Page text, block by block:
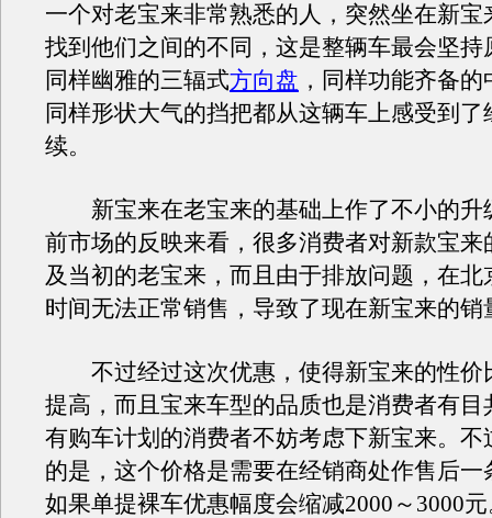
一个对老宝来非常熟悉的人，突然坐在新宝
找到他们之间的不同，这是整辆车最会坚持
同样幽雅的三辐式方向盘 ，同样功能齐备
同样形状大气的挡把都从这辆车上感受到了
续。
新宝来在老宝来的基础上作了不小的升
前市场的反映来看，很多消费者对新款宝来
及当初的老宝来，而且由于排放问题，在北
时间无法正常销售，导致了现在新宝来的销
不过经过这次优惠，使得新宝来的性价
提高，而且宝来车型的品质也是消费者有目
有购车计划的消费者不妨考虑下新宝来。不
的是，这个价格是需要在经销商处作售后一
如果单提裸车优惠幅度会缩减2000～3000